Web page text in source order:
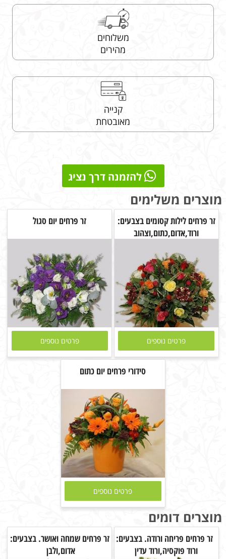
משלוחים
מהירים
קנייה
מאובטחת
להזמנה דרך נציג
מוצרים משלימים
זר פרחים לילות קסומים בצבעים:
ורוד,אדום,כתום,וצהוב
פרטים נוספים
זר פרחים יום סגול
פרטים נוספים
סידורי פרחים יום כתום
פרטים נוספים
מוצרים דומים
זר פרחים פריחה ורודה. בצבעים:
ורוד פוקסיה,ורוד עדין
זר פרחים שמחה ואושר. בצבעים:
אדום,ולבן